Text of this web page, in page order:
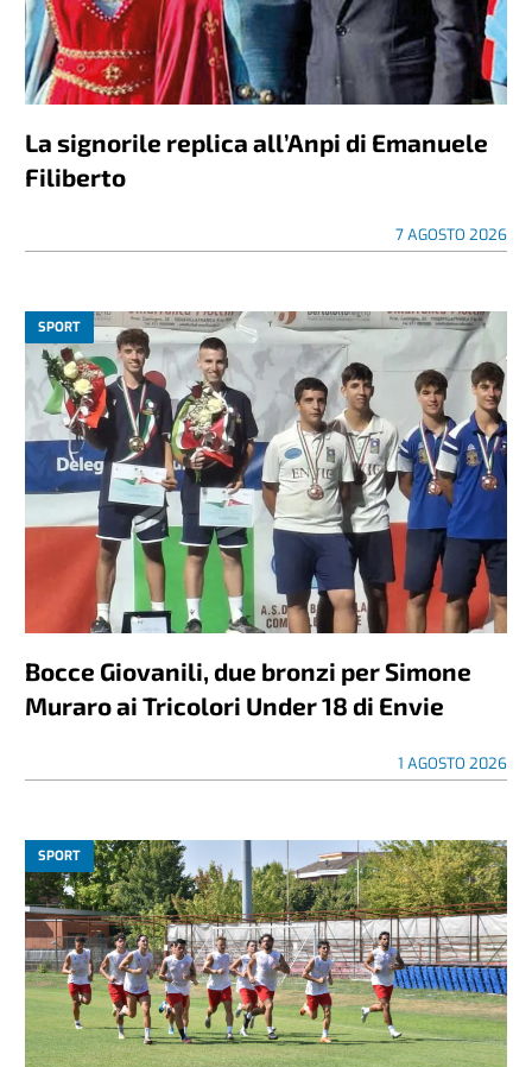
La signorile replica all’Anpi di Emanuele
Filiberto
7 AGOSTO 2026
SPORT
Bocce Giovanili, due bronzi per Simone
Muraro ai Tricolori Under 18 di Envie
1 AGOSTO 2026
SPORT